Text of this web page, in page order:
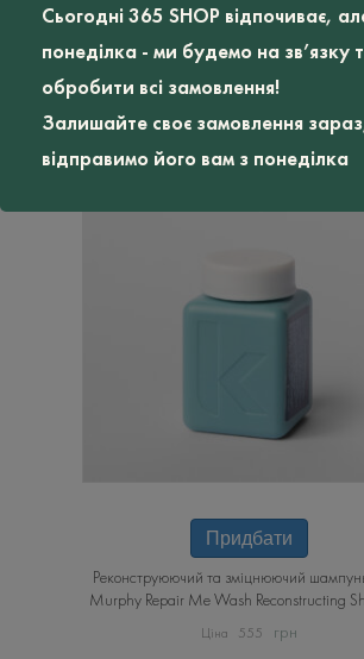
Сьогодні 365 SHOP відпочиває,
понеділка - ми будемо на зв’язку
обробити всі замовлення!
Залишайте своє замовлення
відправимо його вам з понеділка
Незмивний кондиціонер для легкого
Kevin Murphy Un Tangled
1895 грн
Придбати
має
кілька
Реконструюючий та зміцнюючий
Murphy Repair Me Wash Reconstructing
555 грн